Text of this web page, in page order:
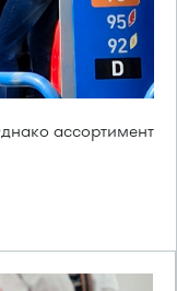
ассортимент